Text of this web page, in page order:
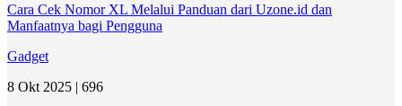
Cara Cek Nomor XL Melalui Panduan dari Uzone.id dan
Manfaatnya bagi Pengguna
Gadget
8 Okt 2025 | 696